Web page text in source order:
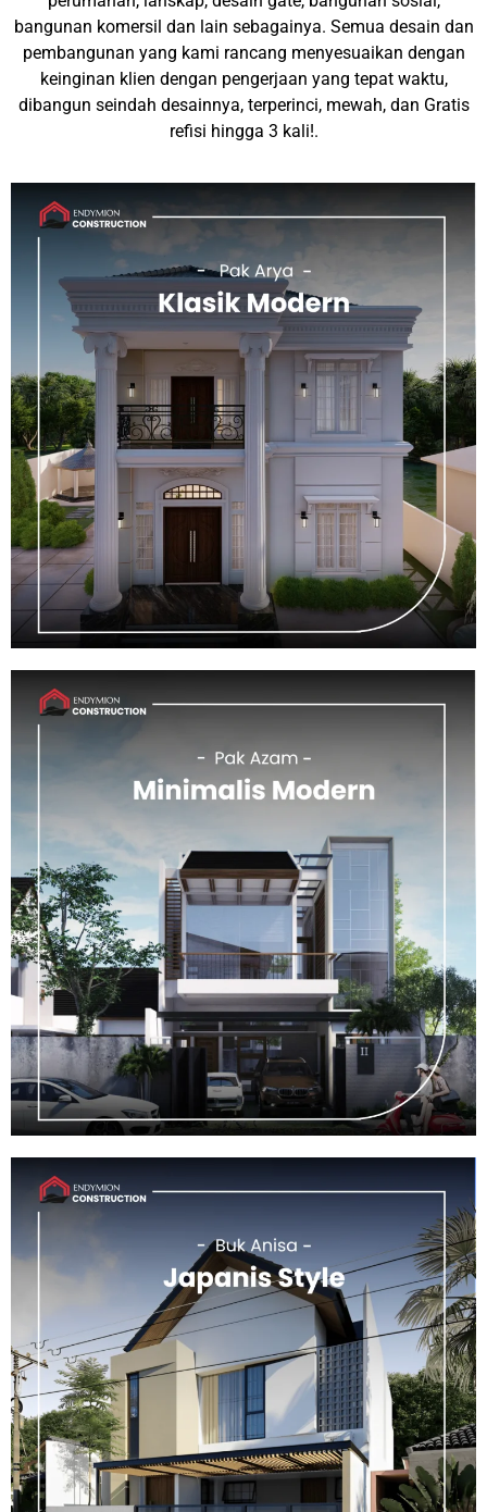
bangunan komersil dan lain sebagainya. Semua desain dan
pembangunan yang kami rancang menyesuaikan dengan
keinginan klien dengan pengerjaan yang tepat waktu,
dibangun seindah desainnya, terperinci, mewah, dan Gratis
refisi hingga 3 kali!.